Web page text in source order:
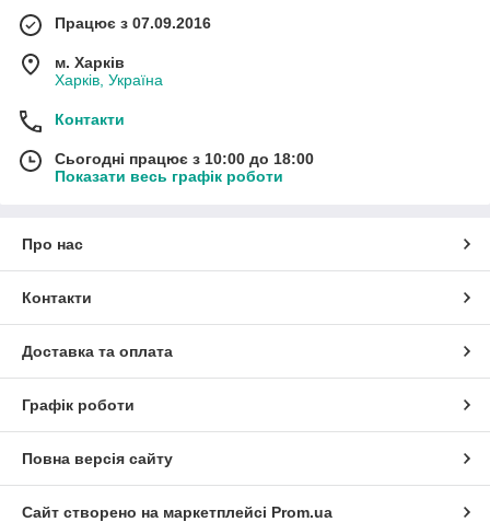
Працює з 07.09.2016
м. Харків
Харків, Україна
Контакти
Сьогодні працює з 10:00 до 18:00
Показати весь графік роботи
Про нас
Контакти
Доставка та оплата
Графік роботи
Повна версія сайту
Сайт створено на маркетплейсі Prom.ua